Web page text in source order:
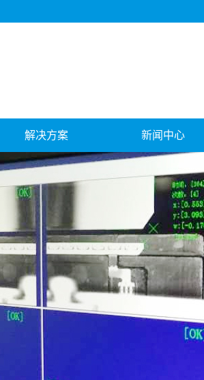
解决方案
珠海机器人视觉
珠海对位贴合系统
珠海飞拍对位系统
新闻中心
行业新闻
技术知识